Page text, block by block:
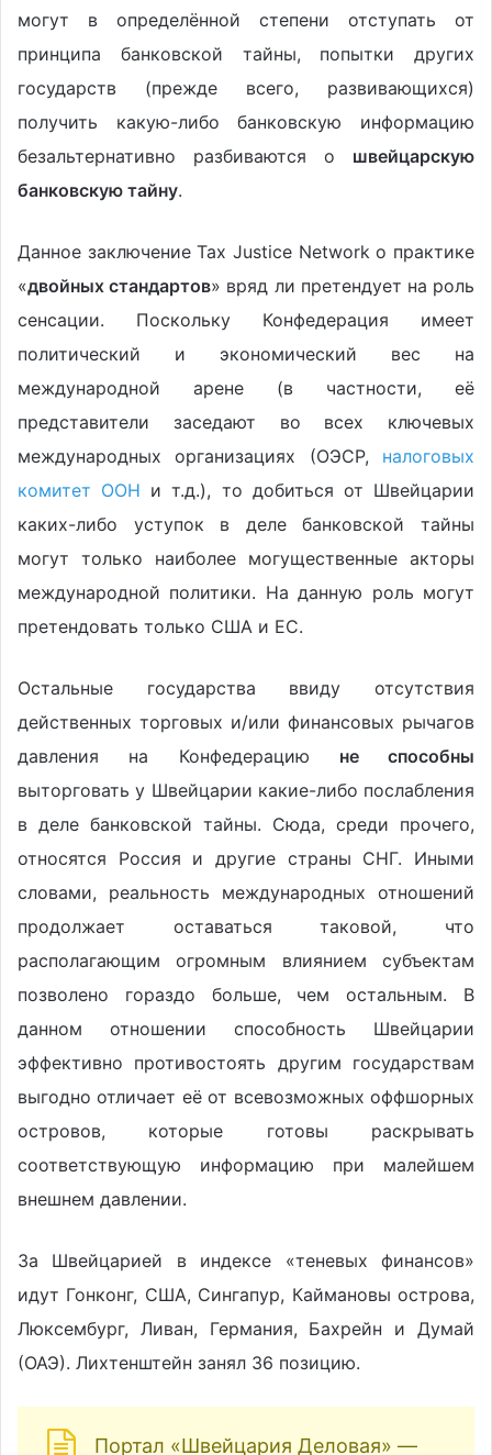
могут в определённой степени отступать от
принципа банковской тайны, попытки других
государств (прежде всего, развивающихся)
получить какую-либо банковскую информацию
безальтернативно разбиваются о швейцарскую
банковскую тайну.
Данное заключение Tax Justice Network о практике
«двойных стандартов» вряд ли претендует на роль
сенсации. Поскольку Конфедерация имеет
политический и экономический вес на
международной арене (в частности, её
представители заседают во всех ключевых
международных организациях (ОЭСР, налоговых
комитет ООН и т.д.), то добиться от Швейцарии
каких-либо уступок в деле банковской тайны
могут только наиболее могущественные акторы
международной политики. На данную роль могут
претендовать только США и ЕС.
Остальные государства ввиду отсутствия
действенных торговых и/или финансовых рычагов
давления на Конфедерацию не способны
выторговать у Швейцарии какие-либо послабления
в деле банковской тайны. Сюда, среди прочего,
относятся Россия и другие страны СНГ. Иными
словами, реальность международных отношений
продолжает оставаться таковой, что
располагающим огромным влиянием субъектам
позволено гораздо больше, чем остальным. В
данном отношении способность Швейцарии
эффективно противостоять другим государствам
выгодно отличает её от всевозможных оффшорных
островов, которые готовы раскрывать
соответствующую информацию при малейшем
внешнем давлении.
За Швейцарией в индексе «теневых финансов»
идут Гонконг, США, Сингапур, Каймановы острова,
Люксембург, Ливан, Германия, Бахрейн и Думай
(ОАЭ). Лихтенштейн занял 36 позицию.
Портал «Швейцария Деловая» —